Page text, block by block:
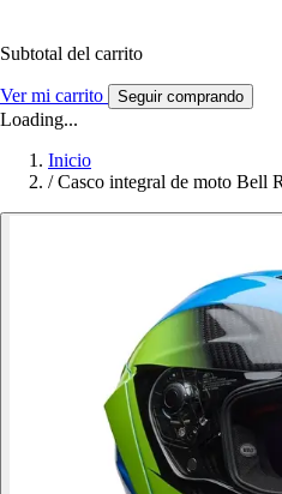
Subtotal del carrito
Ver mi carrito Seguir comprando
Loading...
Inicio
/ Casco integral de moto Bell